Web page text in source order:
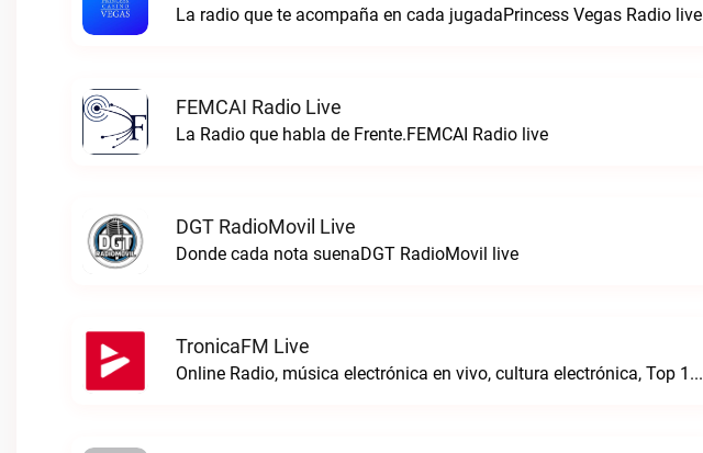
La radio que te acompaña en cada jugadaPrincess Vegas Radio live
FEMCAI Radio Live
La Radio que habla de Frente.FEMCAI Radio live
DGT RadioMovil Live
Donde cada nota suenaDGT RadioMovil live
TronicaFM Live
Online Radio, música electrónica en vivo, cultura electrónica, Top 10 semanal, videos, descargasTronicaFM live